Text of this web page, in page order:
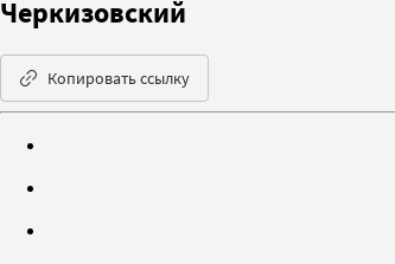
Черкизовский
Копировать ссылку